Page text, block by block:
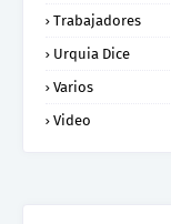
Trabajadores
Urquia Dice
Varios
Video